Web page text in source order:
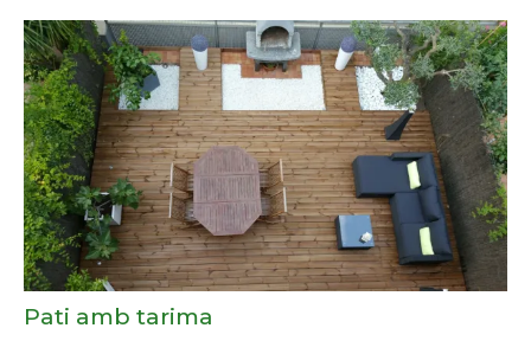
Pati amb tarima